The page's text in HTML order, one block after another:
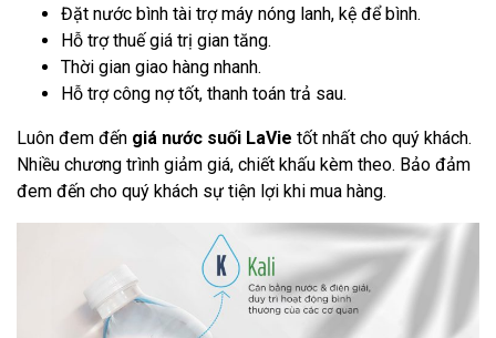
Đặt nước bình tài trợ máy nóng lanh, kệ để bình.
Hỗ trợ thuế giá trị gian tăng.
Thời gian giao hàng nhanh.
Hỗ trợ công nợ tốt, thanh toán trả sau.
Luôn đem đến giá nước suối LaVie tốt nhất cho quý khách.
Nhiều chương trình giảm giá, chiết khấu kèm theo. Bảo đảm
đem đến cho quý khách sự tiện lợi khi mua hàng.